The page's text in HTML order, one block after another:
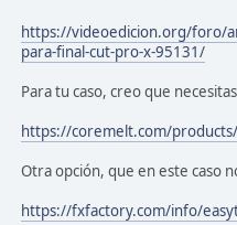
https://videoedicion.org/foro/
para-final-cut-pro-x-95131/
Para tu caso, creo que
https://coremelt.com/
Otra opción, que en este caso
https://fxfactory.com/info/